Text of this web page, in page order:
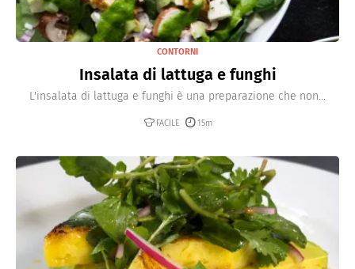
CONTORNI
Insalata di lattuga e funghi
L'insalata di lattuga e funghi è una preparazione che non...
FACILE 15m